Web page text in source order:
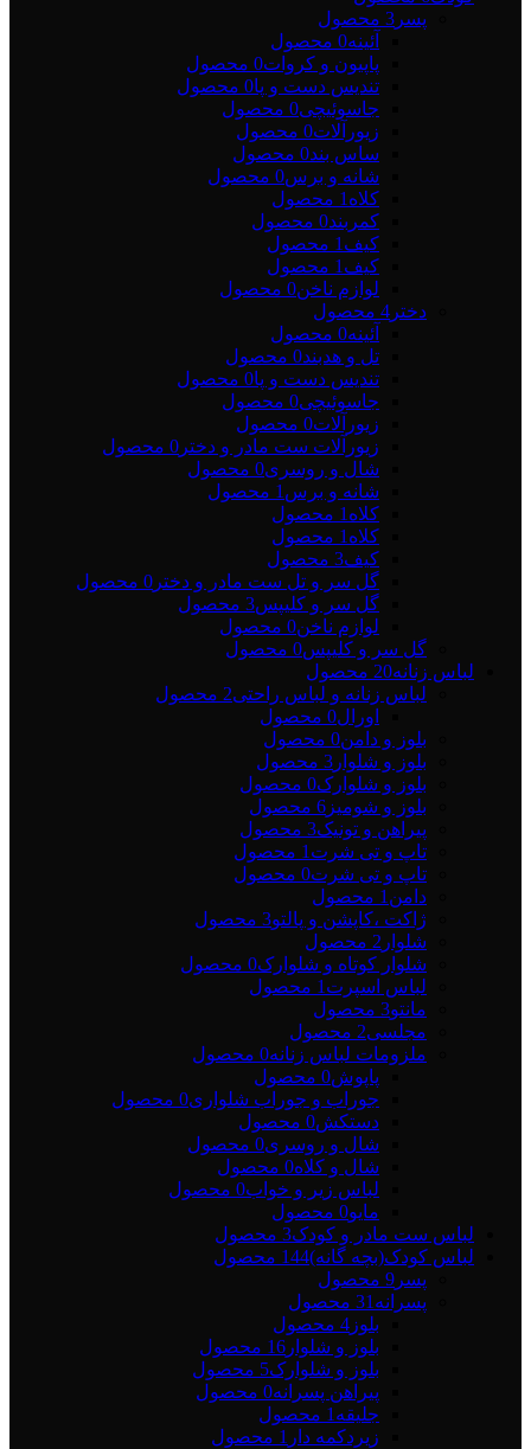
پسر 3 محصول
آئینه0 محصول
پاپیون و کروات0 محصول
تندیس دست و پا0 محصول
جاسوئیچی0 محصول
زیورآلات0 محصول
ساس بند0 محصول
شانه و برس0 محصول
کلاه 1 محصول
کمربند0 محصول
کیف 1 محصول
کیف 1 محصول
لوازم ناخن0 محصول
دختر 4 محصول
آئینه0 محصول
تل و هدبند0 محصول
تندیس دست و پا0 محصول
جاسوئیچی0 محصول
زیورآلات0 محصول
زیورآلات ست مادر و دختر 0 محصول
شال و روسری0 محصول
شانه و برس 1 محصول
کلاه 1 محصول
کلاه 1 محصول
کیف3 محصول
گل سر و تل ست مادر و دختر 0 محصول
گل سر و کلیپس3 محصول
لوازم ناخن0 محصول
گل سر و کلیپس0 محصول
لباس زنانه20 محصول
لباس زنانه و لباس راحتی2 محصول
اورال0 محصول
بلوز و دامن0 محصول
بلوز و شلوار 3 محصول
بلوز و شلوارک0 محصول
بلوز و شومیز 6 محصول
پیراهن و تونیک3 محصول
تاپ و تی شرت 1 محصول
تاپ و تی شرت0 محصول
دامن 1 محصول
ژاکت ،کاپشن و پالتو3 محصول
شلوار 2 محصول
شلوار کوتاه و شلوارک0 محصول
لباس اسپرت 1 محصول
مانتو3 محصول
مجلسی2 محصول
ملزومات لباس زنانه0 محصول
پاپوش0 محصول
جوراب و جوراب شلواری0 محصول
دستکش0 محصول
شال و روسری0 محصول
شال و کلاه0 محصول
لباس زیر و خواب0 محصول
مایو0 محصول
لباس ست مادر و کودک3 محصول
لباس کودک(بچه گانه)144 محصول
پسر 9 محصول
پسرانه 31 محصول
بلوز 4 محصول
بلوز و شلوار 16 محصول
بلوز و شلوارک5 محصول
پیراهن پسرانه0 محصول
جلیقه 1 محصول
زیردکمه دار 1 محصول